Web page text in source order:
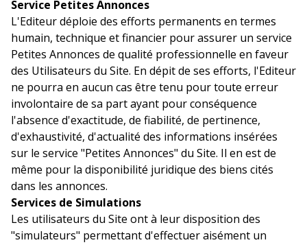
Service Petites Annonces
L'Editeur déploie des efforts permanents en termes
humain, technique et financier pour assurer un service
Petites Annonces de qualité professionnelle en faveur
des Utilisateurs du Site. En dépit de ses efforts, l'Editeur
ne pourra en aucun cas être tenu pour toute erreur
involontaire de sa part ayant pour conséquence
l'absence d'exactitude, de fiabilité, de pertinence,
d'exhaustivité, d'actualité des informations insérées
sur le service "Petites Annonces" du Site. Il en est de
même pour la disponibilité juridique des biens cités
dans les annonces.
Services de Simulations
Les utilisateurs du Site ont à leur disposition des
"simulateurs" permettant d'effectuer aisément un